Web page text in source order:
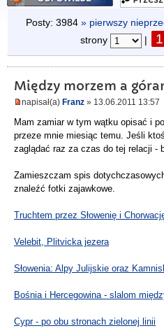
Posty: 3984 » pierwszy
strony
| 1
Między morzem a
napisał(a) Franz » 13.06.2011 13:57
Mam zamiar w tym wątku opisać i
przeze mnie miesiąc temu. Jeśli
zaglądać raz za czas do tej relacji -
Zamieszczam spis
znaleźć fotki zajawkowe.
Truchtem przez Słowenię i
Velebit, Plitvicka jezera
Słowenia: Alpy Julijskie oraz
Bośnia i Hercegowina - slalom
Cypr - po obu stronach zielonej linii